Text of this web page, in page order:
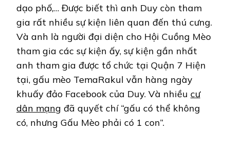
dạo phố,… Được biết thì anh Duy còn tham
gia rất nhiều sự kiện liên quan đến thú cưng.
Và anh là người đại diện cho Hội Cuồng Mèo
tham gia các sự kiện ấy, sự kiện gần nhất
anh tham gia được tổ chức tại Quận 7 Hiện
tại, gấu mèo TemaRakul vẫn hàng ngày
khuấy đảo Facebook của Duy. Và nhiều cư
dân mạng đã quyết chí “gấu có thể không
có, nhưng Gấu Mèo phải có 1 con”.